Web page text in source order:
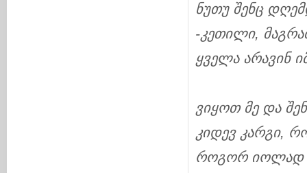
ნუთუ შენც
-კეთილი,
ყველა არავინ
ვიყოთ მე და შენ
კიდევ კარგი,
როგორ იოლად